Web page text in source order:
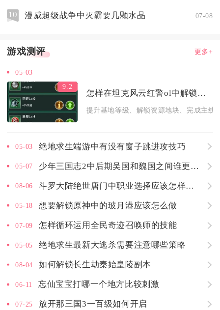
10 漫威超级战争中灭霸要几颗水晶 07-08
游戏测评 更多+
05-03
9.2
怎样在坦克风云红警ol中解锁更多的金矿
提升基地等级、解锁资源地块、完成主线
05-03 绝地求生端游中有没有窗子跳进攻技巧
05-07 少年三国志2中后期吴国和魏国之间谁更强势
08-06 斗罗大陆绝世唐门中职业选择应该怎样进行
05-18 想要解锁原神中的玻月港应该怎么做
07-09 怎样循环运用全民奇迹召唤师的技能
05-05 绝地求生最新大逃杀需要注意哪些策略
08-04 如何解锁长生劫秦始皇陵副本
06-11 忘仙宝宝打哪一个地方比较刺激
07-25 放开那三国3一百级如何开启